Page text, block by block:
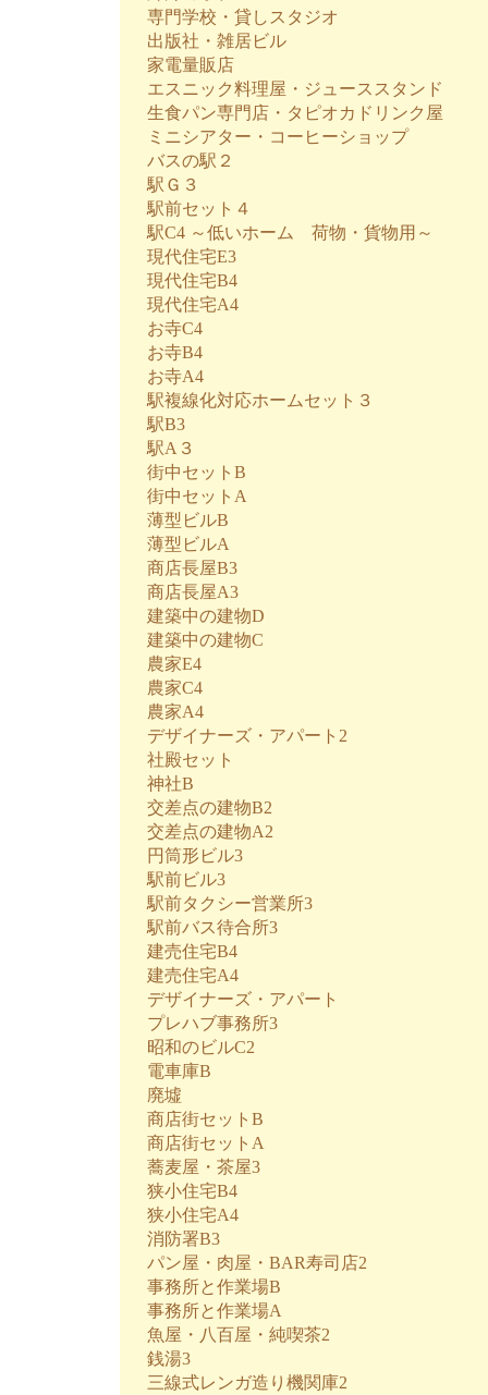
専門学校・貸しスタジオ
出版社・雑居ビル
家電量販店
エスニック料理屋・ジューススタンド
生食パン専門店・タピオカドリンク屋
ミニシアター・コーヒーショップ
バスの駅２
駅Ｇ３
駅前セット４
駅C4 ～低いホーム 荷物・貨物用～
現代住宅E3
現代住宅B4
現代住宅A4
お寺C4
お寺B4
お寺A4
駅複線化対応ホームセット３
駅B3
駅A３
街中セットB
街中セットA
薄型ビルB
薄型ビルA
商店長屋B3
商店長屋A3
建築中の建物D
建築中の建物C
農家E4
農家C4
農家A4
デザイナーズ・アパート2
社殿セット
神社B
交差点の建物B2
交差点の建物A2
円筒形ビル3
駅前ビル3
駅前タクシー営業所3
駅前バス待合所3
建売住宅B4
建売住宅A4
デザイナーズ・アパート
プレハブ事務所3
昭和のビルC2
電車庫B
廃墟
商店街セットB
商店街セットA
蕎麦屋・茶屋3
狭小住宅B4
狭小住宅A4
消防署B3
パン屋・肉屋・BAR寿司店2
事務所と作業場B
事務所と作業場A
魚屋・八百屋・純喫茶2
銭湯3
三線式レンガ造り機関庫2